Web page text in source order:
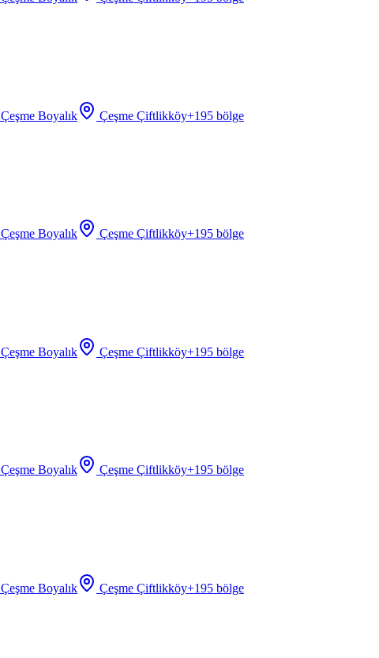
Çeşme Boyalık Çeşme Çiftlikköy+195 bölge
Çeşme Boyalık Çeşme Çiftlikköy+195 bölge
Çeşme Boyalık Çeşme Çiftlikköy+195 bölge
Çeşme Boyalık Çeşme Çiftlikköy+195 bölge
Çeşme Boyalık Çeşme Çiftlikköy+195 bölge